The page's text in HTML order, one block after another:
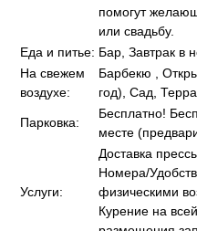
помогут
или свадьбу.
Еда и питье: Бар, Завтрак в
На свежем
воздухе:
Барбекю ,
год), Сад,
Парковка:
Бесплатно!
месте
Услуги:
Доставка
Номера/
физическими
Курение на